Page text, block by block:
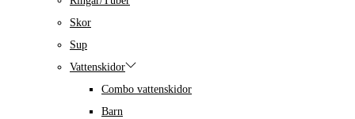
Skor
Sup
Vattenskidor
Combo vattenskidor
Barn